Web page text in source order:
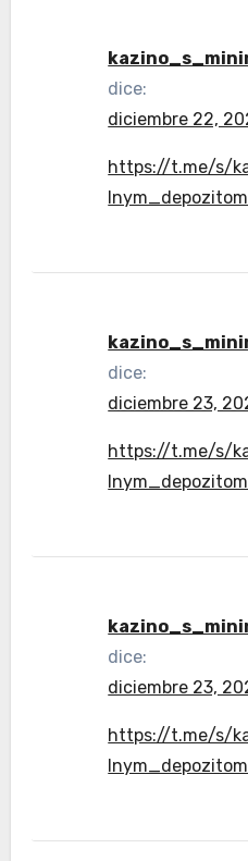
dice:
diciembre 22,
https://t.me/s/
dice:
diciembre 23,
https://t.me/s/
dice:
diciembre 23,
https://t.me/s/